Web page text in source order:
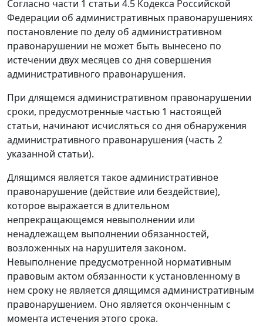
Согласно части 1 статьи 4.5 Кодекса Российской
Федерации об административных правонарушениях
постановление по делу об административном
правонарушении не может быть вынесено по
истечении двух месяцев со дня совершения
административного правонарушения.
При длящемся административном правонарушении
сроки, предусмотренные частью 1 настоящей
статьи, начинают исчисляться со дня обнаружения
административного правонарушения (часть 2
указанной статьи).
Длящимся является такое административное
правонарушение (действие или бездействие),
которое выражается в длительном
непрекращающемся невыполнении или
ненадлежащем выполнении обязанностей,
возложенных на нарушителя законом.
Невыполнение предусмотренной нормативным
правовым актом обязанности к установленному в
нем сроку не является длящимся административным
правонарушением. Оно является оконченным с
момента истечения этого срока.